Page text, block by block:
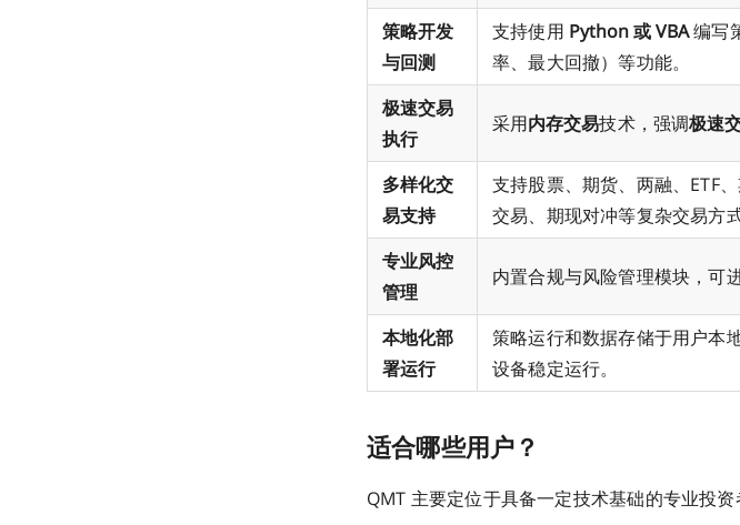
策略开发
与回测
支持使用 Python 或 VBA编写
率、最大回撤）等功能。
极速交易
执行
采用内存交易技术，强调极速
多样化交
易支持
支持股票、期货、两融、ETF
交易、期现对冲等复杂交易方式
专业风控
管理
内置合规与风险管理模块，可
本地化部
署运行
策略运行和数据存储于用户本
设备稳定运行。
适合哪些用户？
QMT 主要定位于具备一定技术基础的专业投资